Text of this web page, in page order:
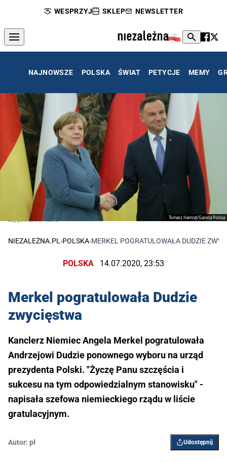
WESPRZYJ SKLEP NEWSLETTER
NAJNOWSZE POLSKA ŚWIAT PETYCJE MEMY
Tomasz Hamrat/Gazeta Polska
zdjęcie archiwalne
NIEZALEŻNA.PL ›POLSKA›MERKEL POGRATULOWAŁA DUDZIE
POLSKA 14.07.2020, 23:53
Merkel pogratulowała Dudzie
zwycięstwa
Kanclerz Niemiec Angela Merkel pogratulowała
Andrzejowi Dudzie ponownego wyboru na urząd
prezydenta Polski. "Życzę Panu szczęścia i
sukcesu na tym odpowiedzialnym stanowisku" -
napisała szefowa niemieckiego rządu w liście
gratulacyjnym.
Autor: pł Udostępnij